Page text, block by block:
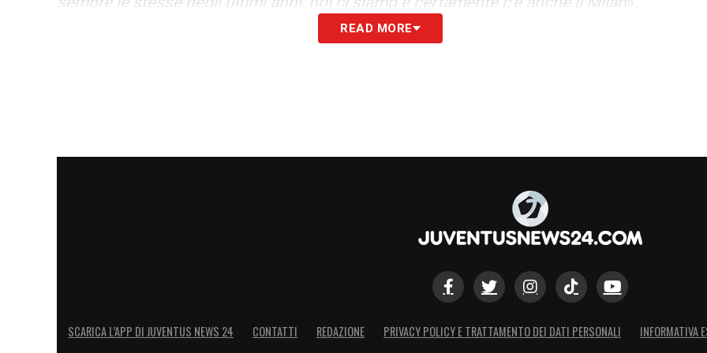
READ MORE
SCARICA L’APP DI JUVENTUS NEWS 24 CONTATTI REDAZIONE PRIVACY POLICY E TRATTAMENTO DEI DATI PERSONALI INFORMATIVA